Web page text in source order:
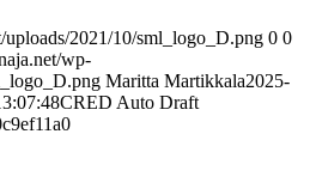
2021/10/sml_logo_D.png 0 0
wp-
Maritta Martikkala2025-
CRED Auto Draft